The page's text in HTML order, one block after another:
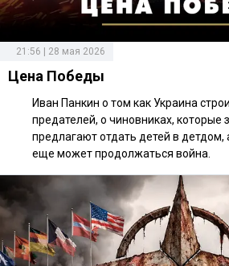
21:56 | 28 мая 2026
Цена Победы
Иван Панкин о том как Украина
предателей, о чиновниках, которые
предлагают отдать детей в детдом,
еще может продолжаться война.